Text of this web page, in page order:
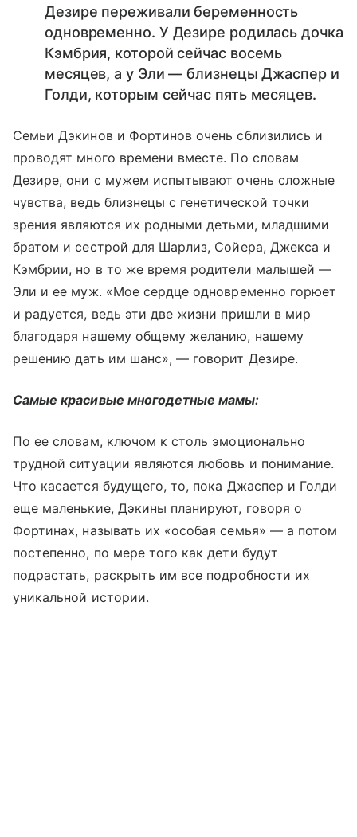
Дезире переживали беременность
одновременно. У Дезире родилась дочка
Кэмбрия, которой сейчас восемь
месяцев, а у Эли — близнецы Джаспер и
Голди, которым сейчас пять месяцев.
Семьи Дэкинов и Фортинов очень сблизились и
проводят много времени вместе. По словам
Дезире, они с мужем испытывают очень сложные
чувства, ведь близнецы с генетической точки
зрения являются их родными детьми, младшими
братом и сестрой для Шарлиз, Сойера, Джекса и
Кэмбрии, но в то же время родители малышей —
Эли и ее муж. «Мое сердце одновременно горюет
и радуется, ведь эти две жизни пришли в мир
благодаря нашему общему желанию, нашему
решению дать им шанс», — говорит Дезире.
Самые красивые многодетные мамы:
По ее словам, ключом к столь эмоционально
трудной ситуации являются любовь и понимание.
Что касается будущего, то, пока Джаспер и Голди
еще маленькие, Дэкины планируют, говоря о
Фортинах, называть их «особая семья» — а потом
постепенно, по мере того как дети будут
подрастать, раскрыть им все подробности их
уникальной истории.